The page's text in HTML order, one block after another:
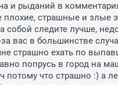
и рыданий в
плохие, страшные и злые
собой следите лучше,
вас в большинстве
страшно ехать по
попрусь в город на
потому что страшно :) а